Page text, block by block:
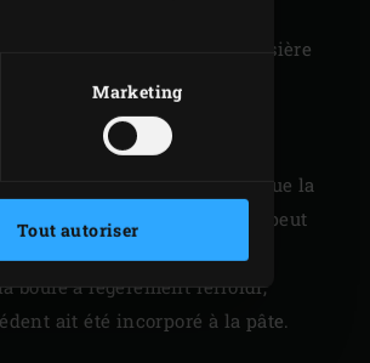
Marketing
Tout autoriser
fondu et bien mélangé à la
refroidir la crème pâtissière
poêlon, ajoutez le beurre et
à remuer jusqu’à ce que la
ne prend pas longtemps et peut
boule a légèrement refroidi,
ait été incorporé à la pâte.